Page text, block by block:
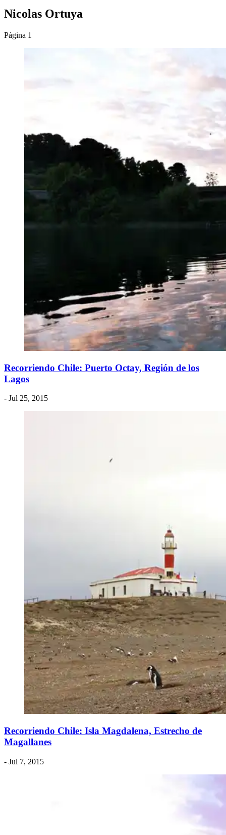
Nicolas Ortuya
Página 1
Recorriendo Chile: Puerto Octay, Región de los
Lagos
- Jul 25, 2015
Recorriendo Chile: Isla Magdalena, Estrecho de
Magallanes
- Jul 7, 2015